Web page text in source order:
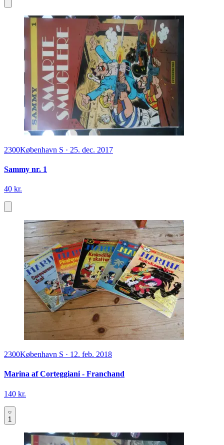
2300København S · 25. dec. 2017
Sammy nr. 1
40 kr.
2300København S · 12. feb. 2018
Marina af Corteggiani - Franchand
140 kr.
1